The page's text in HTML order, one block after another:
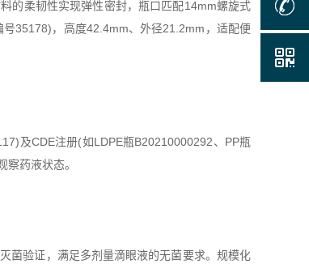
柔韧性实现弹性密封，瓶口匹配14mm螺旋式
35178)，高度42.4mm、外径21.2mm，适配便
及CDE注册(如LDPE瓶B20210000292、PP瓶
药液状态。
验证，满足多剂量滴眼液的无菌要求。规模化